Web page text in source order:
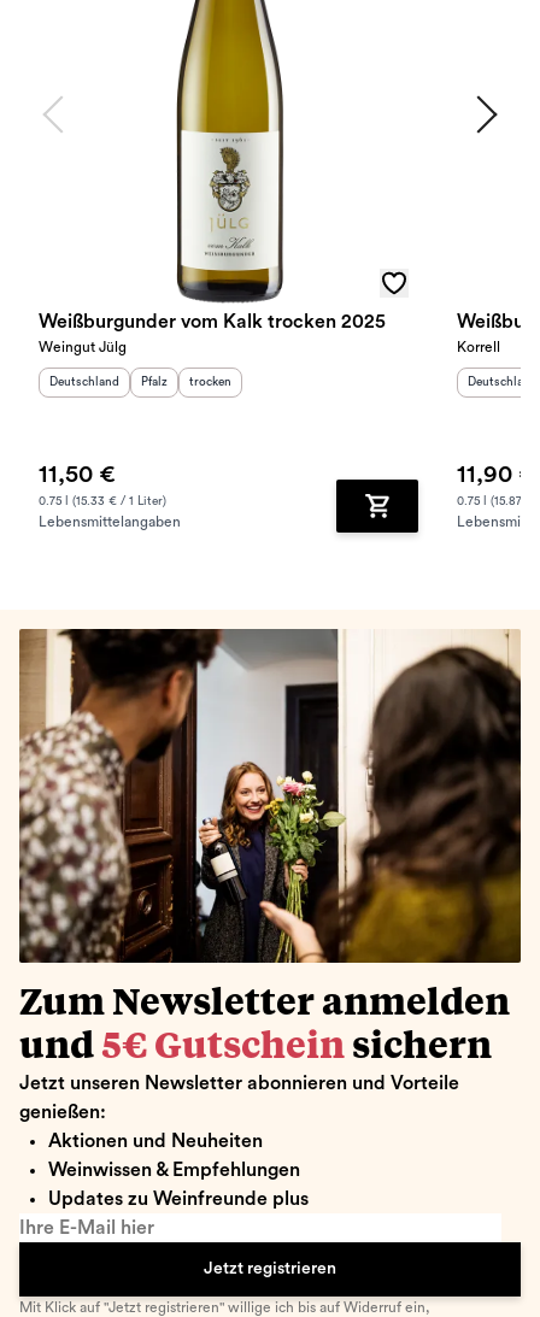
Weißburgunder vom Kalk trocken 2025
Weingut Jülg
Herkunftsland
Deutschland Herkunftsregion
Pfalz Geschmack
trocken
11,50 €
0.75 l (15.33 € / 1 Liter)
Lebensmittelangaben Zum Warenkorb
Korrell
Deutschland
11,90 €
0.75 l (15.87 €
Zum Newsletter anmelden
und 5€ Gutschein sichern
Jetzt unseren Newsletter abonnieren und Vorteile
genießen:
Aktionen und Neuheiten
Weinwissen & Empfehlungen
Updates zu Weinfreunde plus
Ihre E-Mail hier
Jetzt registrieren
Mit Klick auf "Jetzt registrieren" willige ich bis auf Widerruf ein,